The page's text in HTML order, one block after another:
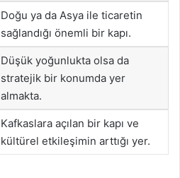
Doğu ya da Asya ile ticaretin
sağlandığı önemli bir kapı.
Düşük yoğunlukta olsa da
stratejik bir konumda yer
almakta.
Kafkaslara açılan bir kapı ve
kültürel etkileşimin arttığı yer.